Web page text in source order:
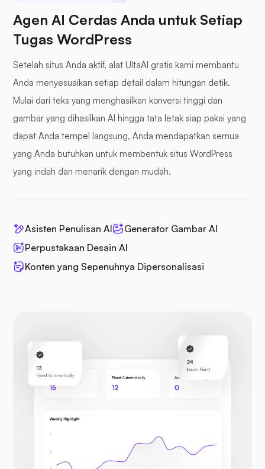
Agen AI Cerdas Anda untuk Setiap
Tugas WordPress
Setelah situs Anda aktif, alat UltaAI gratis kami membantu
Anda menyesuaikan setiap detail dalam hitungan detik.
Mulai dari teks yang menghasilkan konversi tinggi dan
gambar yang dihasilkan AI hingga tata letak siap pakai yang
dapat Anda tempel langsung, Anda mendapatkan semua
yang Anda butuhkan untuk membentuk situs WordPress
yang indah dan menarik dengan mudah.
Asisten Penulisan AI
Generator Gambar AI
Perpustakaan Desain AI
Konten yang Sepenuhnya Dipersonalisasi